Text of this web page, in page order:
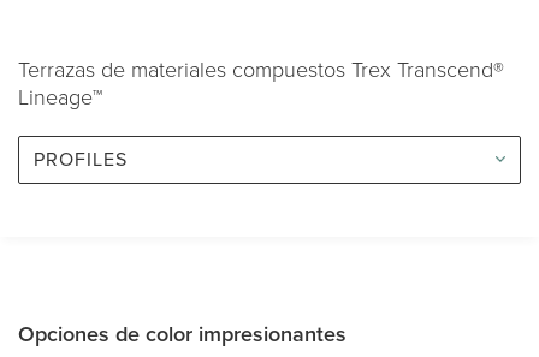
Terrazas de materiales compuestos Trex Transcend®
Lineage™
PROFILES
Opciones de color impresionantes